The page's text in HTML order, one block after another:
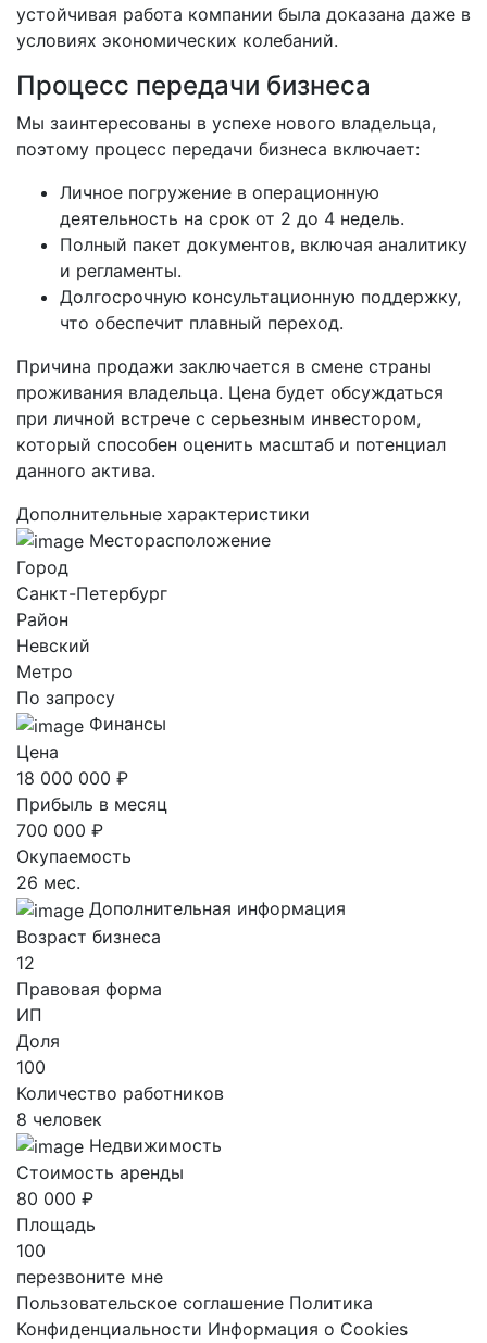
устойчивая работа компании была доказана даже в
условиях экономических колебаний.
Процесс передачи бизнеса
Мы заинтересованы в успехе нового владельца,
поэтому процесс передачи бизнеса включает:
Личное погружение в операционную
деятельность на срок от 2 до 4 недель.
Полный пакет документов, включая аналитику
и регламенты.
Долгосрочную консультационную поддержку,
что обеспечит плавный переход.
Причина продажи заключается в смене страны
проживания владельца. Цена будет обсуждаться
при личной встрече с серьезным инвестором,
который способен оценить масштаб и потенциал
данного актива.
Дополнительные характеристики
Месторасположение
Город
Санкт-Петербург
Район
Невский
Метро
По запросу
Финансы
Цена
18 000 000 ₽
Прибыль в месяц
700 000 ₽
Окупаемость
26 мес.
Дополнительная информация
Возраст бизнеса
12
Правовая форма
ИП
Доля
100
Количество работников
8 человек
Недвижимость
Стоимость аренды
80 000 ₽
Площадь
100
перезвоните мне
Пользовательское соглашение Политика
Конфиденциальности Информация о Cookies